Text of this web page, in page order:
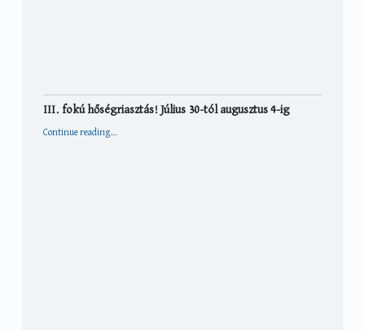
III. fokú hőségriasztás! Július 30-tól augusztus 4-ig
Continue reading“III. fokú hőségriasztás! Július 30-tól augusztus 4-ig”
…